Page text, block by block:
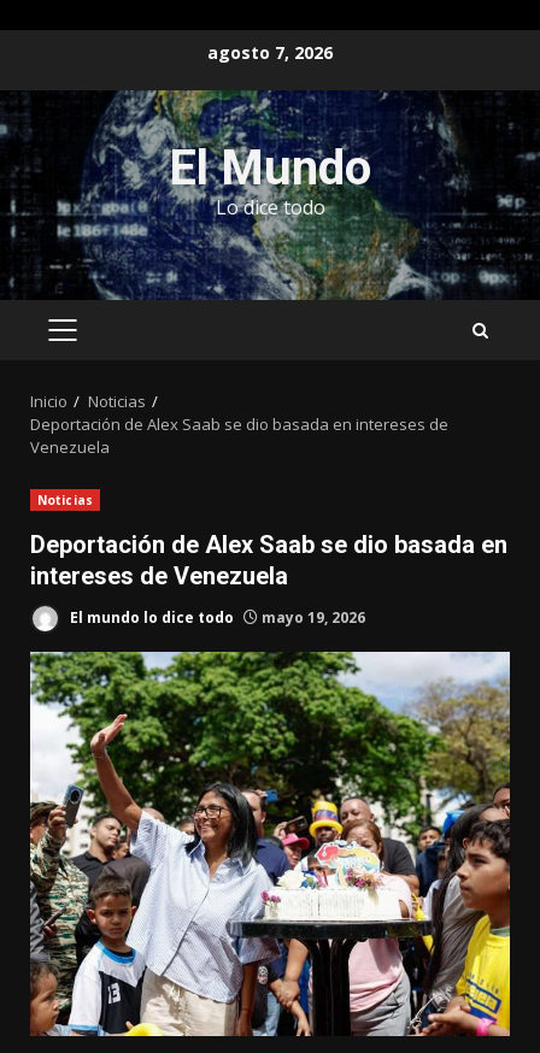
contenido
agosto 7, 2026
El Mundo
Lo dice todo
MENÚ
Inicio
Noticias
Deportación de Alex Saab se dio basada en intereses de
Venezuela
Noticias
Deportación de Alex Saab se dio basada en
intereses de Venezuela
El mundo lo dice todo mayo 19, 2026